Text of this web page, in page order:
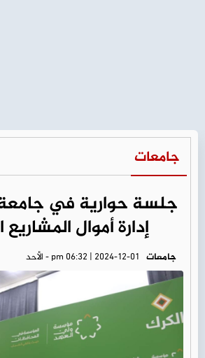
جامعات
جلسة حوارية في
إدارة أموال
جامعات pm 06:32 | 2024-12-01 - الأحد